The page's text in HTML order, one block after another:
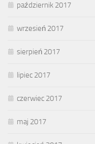
październik 2017
wrzesień 2017
sierpień 2017
lipiec 2017
czerwiec 2017
maj 2017